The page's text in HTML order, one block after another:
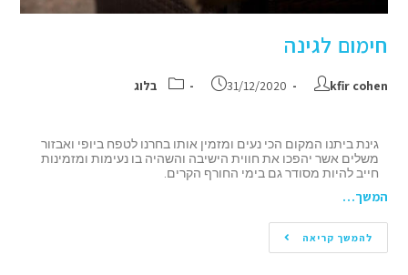
חימום לגינה
kfir cohen
31/12/2020 בלוג
גינת ביתנו המקום הכי נעים ומזמין אותו בחרנו לטפח ביופי ואבזור
משלים אשר יהפכו את חווית הישיבה והשהיה בו נעימות ומזמינות
חייב להיות מסודר גם בימי החורף הקרים.
המשך…
להמשך קריאה